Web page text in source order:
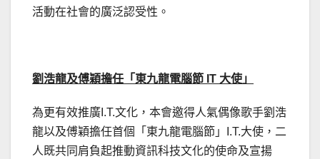
活動在社會的廣泛認受性。
劉浩龍及傅穎擔任「東九龍電腦節 IT 大使」
為更有效推廣I.T.文化，本會邀得人氣偶像歌手劉浩
龍以及傅穎擔任首個「東九龍電腦節」I.T.大使，二
人既共同肩負起推動資訊科技文化的使命及宣揚